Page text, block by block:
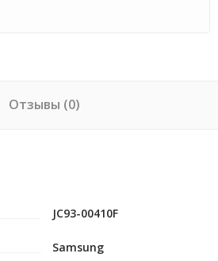
Отзывы (0)
JC93-00410F
Samsung